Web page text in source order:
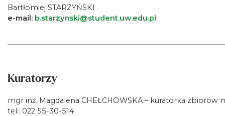
Bartłomiej STARZYŃSKI
e-mail: b.starzynski@student.uw.edu.pl
Kuratorzy
mgr inż. Magdalena CHEŁCHOWSKA – kuratorka zbiorów
tel.: 022 55-30-514